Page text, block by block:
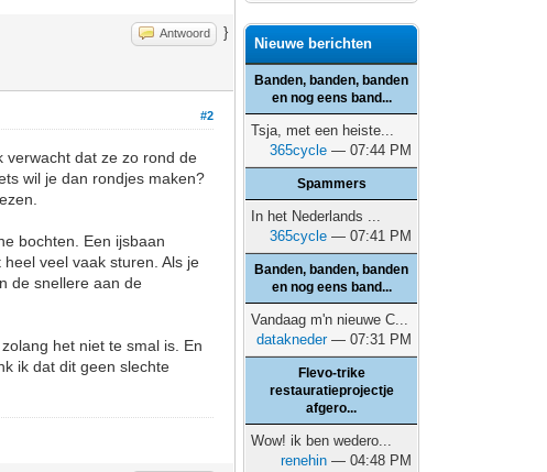
Antwoord }
#2
verwacht dat ze zo rond de
wil je dan rondjes maken?
bochten. Een ijsbaan
veel vaak sturen. Als je
de snellere aan de
het niet te smal is. En
ik dat dit geen slechte
Nieuwe berichten
Banden, banden, banden
en nog eens band...
Tsja, met een heiste...
365cycle — 07:44 PM
Spammers
In het Nederlands ...
365cycle — 07:41 PM
Banden, banden, banden
en nog eens band...
Vandaag m'n nieuwe C...
datakneder— 07:31 PM
Flevo-trike
restauratieprojectje
afgero...
Wow! ik ben wedero...
renehin — 04:48 PM